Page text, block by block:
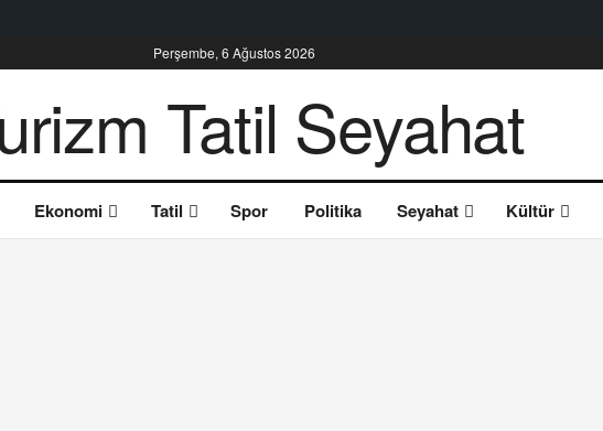
Perşembe, 6 Ağustos 2026
Ekonomi Tatil Spor Politika Seyahat Kültür